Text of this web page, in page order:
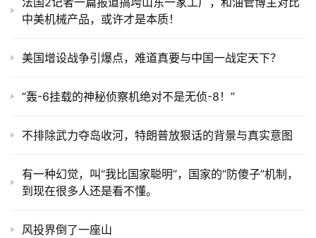
中美机械产品，或许才是本质！
美国增设战争引爆点，难道真要与中国一战定天下？
“轰-6挂载的神秘侦察机绝对不是无侦-8！”
不排除武力夺岛收河，特朗普放狠话的背景与真实意图
有一种幻觉，叫“我比国家聪明”，国家的“防傻子”机制，
到现在很多人还是看不懂。
风投界倒了一座山